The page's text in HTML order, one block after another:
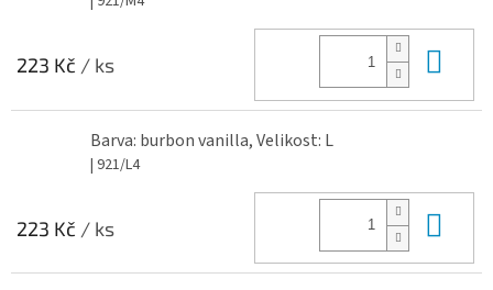
223 Kč / ks
Barva: burbon vanilla, Velikost: L
| 921/L4
223 Kč / ks